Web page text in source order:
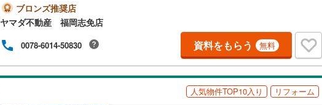
ントとの併用不可さらに、ご購入相談で来店後、Google口コミ投稿で2000円分
のQUOカードプレゼント！※一世帯2回まで土日祝日もご案内可能です＾＾是非
一度「ヤマダ不動産」へご相談ください！あらゆる不安や疑問に誠心誠意お応
えします＾＾内覧可能】オール電化WIC2ヵ所駐車2～3台お庭西鉄バス城山団地
停歩3分■スマートキー、食器洗い乾燥機、複層ガラス、浴室暖房乾燥機、省エ
ネ給湯器、家具エアコン付き生活を豊かにする設備が満載！■スーパーまで徒歩
8分敷地面積広々61坪！■須惠スマートICまで車で約7分通勤や遠方へのお出か
けに便利2.2km須恵第二小学校:徒歩18分須恵東中学校:徒歩5分
ブロンズ推奨店
ヤマダ不動産 福岡志免店
0078-6014-50830 資料をもらう 無料
人気物件TOP10入り リフォーム
ウォークインクローゼット
（1）
ウッドデッキあり（0）